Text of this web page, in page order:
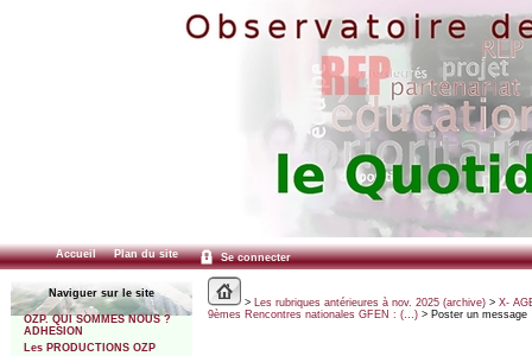
Accueil Plan du site Se connecter
Naviguer sur le site
OZP. QUI SOMMES NOUS ?
ADHESION
Les PRODUCTIONS OZP
> Les rubriques antérieures à nov. 2025 (archive)> X-
9èmes Rencontres nationales GFEN : (…)> Poster un message